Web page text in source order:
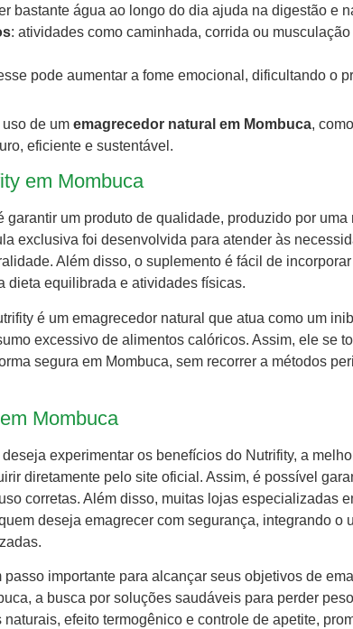
bastante água ao longo do dia ajuda na digestão e
: atividades como caminhada, corrida ou
pode aumentar a fome emocional, dificultando o
de um emagrecedor natural em Mombuca,
eficiente e sustentável.
em Mombuca
garantir um produto de qualidade, produzido por
exclusiva foi desenvolvida para atender às
Além disso, o suplemento é fácil de
dieta equilibrada e atividades físicas.
é um emagrecedor natural que atua como um
excessivo de alimentos calóricos. Assim, ele se
segura em Mombuca, sem recorrer a métodos
Mombuca
experimentar os benefícios do Nutrifity, a
diretamente pelo site oficial. Assim, é possível
corretas. Além disso, muitas lojas especializadas
deseja emagrecer com segurança, integrando o
importante para alcançar seus objetivos de
a busca por soluções saudáveis para perder
efeito termogênico e controle de apetite,